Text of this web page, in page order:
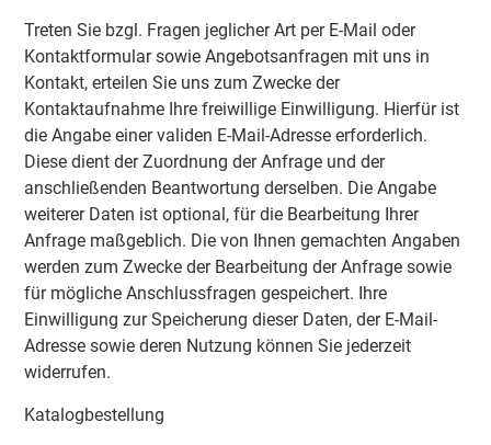
Treten Sie bzgl. Fragen jeglicher Art per E-Mail oder
Kontaktformular sowie Angebotsanfragen mit uns in
Kontakt, erteilen Sie uns zum Zwecke der
Kontaktaufnahme Ihre freiwillige Einwilligung. Hierfür ist
die Angabe einer validen E-Mail-Adresse erforderlich.
Diese dient der Zuordnung der Anfrage und der
anschließenden Beantwortung derselben. Die Angabe
weiterer Daten ist optional, für die Bearbeitung Ihrer
Anfrage maßgeblich. Die von Ihnen gemachten Angaben
werden zum Zwecke der Bearbeitung der Anfrage sowie
für mögliche Anschlussfragen gespeichert. Ihre
Einwilligung zur Speicherung dieser Daten, der E-Mail-
Adresse sowie deren Nutzung können Sie jederzeit
widerrufen.
Katalogbestellung